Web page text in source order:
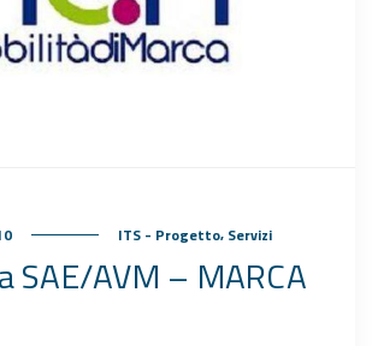
ITS - Progetto, Servizi
SAE/AVM – MARCA